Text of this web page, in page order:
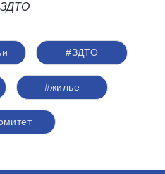
ЗДТО
#ЗДТО
#жилье